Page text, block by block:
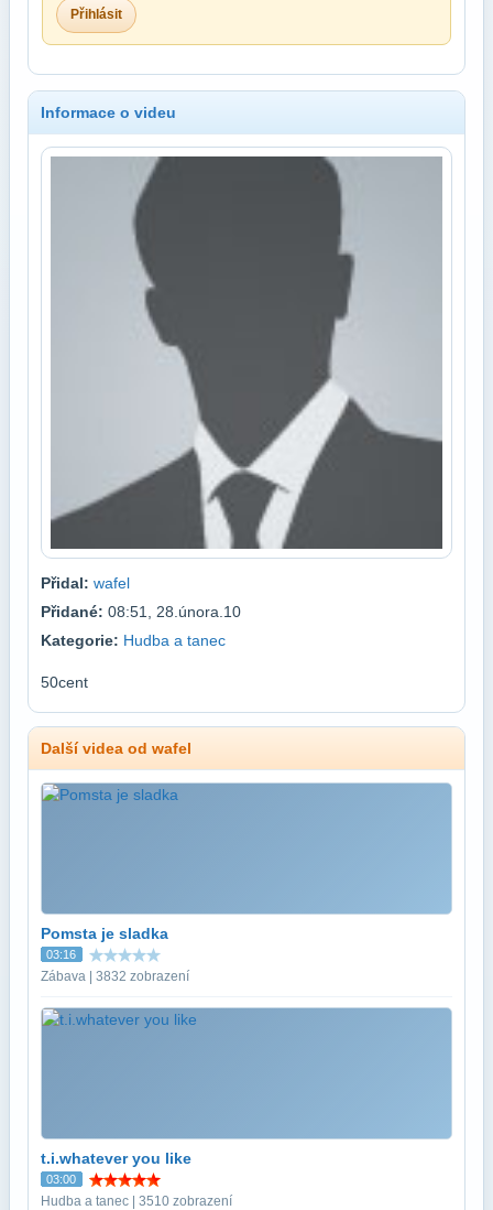
Přihlásit
Informace o videu
Přidal: wafel
Přidané: 08:51, 28.února.10
Kategorie: Hudba a tanec
50cent
Další videa od wafel
Pomsta je sladka
03:16
Zábava | 3832 zobrazení
t.i.whatever you like
03:00
Hudba a tanec | 3510 zobrazení